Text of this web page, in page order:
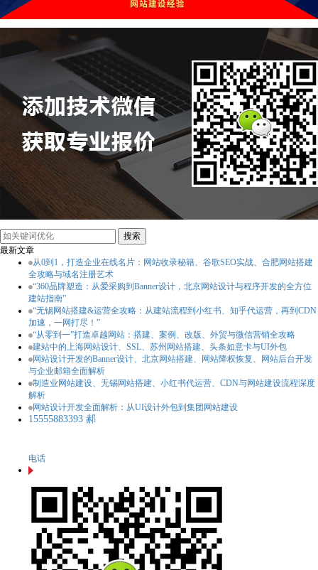
最新文章
从0到1，打造企业在线名片：网站收录秘籍、谷歌SEO实战、合肥网站搭建
全攻略与域名注册艺术
“360品牌塑造：从爱采购到Banner设计，北京网站设计与程序开发的全方位
建站指南”
“无锡网站搭建&运营全攻略：从建站流程到小红书、知乎代运营，再到CDN
加速，一网打尽！”
“从零到一”打造卓越网站：搭建、案例、改版、外贸与微信营销全攻略
建站中的上海网站设计、SSL、苏州网站搭建、头条如意卡与UI外包
网站设计开发的Banner设计、北京网站搭建、网站降权恢复、网站后台开发
与企业邮箱全面解析
制造业网站建设、无锡网站搭建、小红书代运营、CDN与网站建设流程深度
解析
网站设计开发全面解析：从UI设计外包到集团网站建设
15555883393 郝
电话